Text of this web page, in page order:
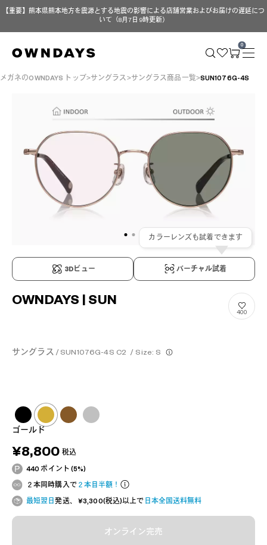
【重要】熊本県熊本地方を震源とする地震の影響による店舗営業およびお届けの遅延につ
いて（8月7日 9時更新）
0
メガネのOWNDAYS トップ サングラス サングラス商品一覧 SUN1076G-4S
3Dビュー バーチャル試着
カラーレンズも試着できます
OWNDAYS | SUN
サングラス / SUN1076G-4S C2 / Size: S
400
ゴールド
¥8,800 税込
440 ポイント (5%)
２本同時購入で２本目半額！
最短翌日発送、 ¥3,300(税込)以上で 日本全国送料無料
オンライン完売